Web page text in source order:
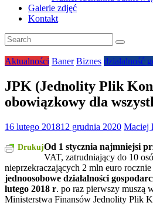
Galerie zdjęć
Kontakt
Aktualności Baner Biznes działalność
JPK (Jednolity Plik
obowiązkowy dla
16 lutego 201812 grudnia 2020 Maciej
DrukujOd 1 stycznia najmniejsi
VAT, zatrudniający do 10
nieprzekraczających 2 mln euro rocznie
jednoosobowe działalności
lutego 2018 r. po raz pierwszy muszą
Ministerstwa Finansów Jednolity Plik